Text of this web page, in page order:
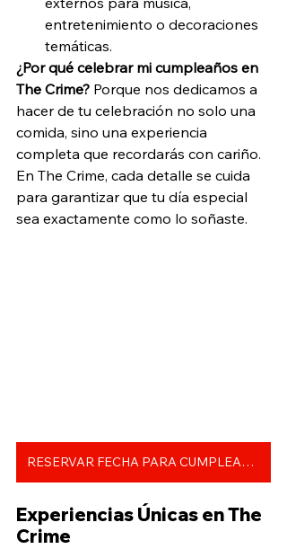
entretenimiento o decoraciones
temáticas.
¿Por qué celebrar mi cumpleaños en
The Crime? Porque nos dedicamos a
hacer de tu celebración no solo una
comida, sino una experiencia
completa que recordarás con cariño.
En The Crime, cada detalle se cuida
para garantizar que tu día especial
sea exactamente como lo soñaste.
RESERVAR FECHA PARA CUMPLEAÑOS
Experiencias Únicas en The
Crime